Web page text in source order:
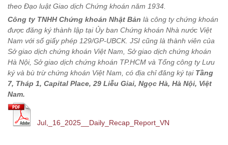
theo Đạo luật Giao dịch Chứng khoán năm 1934.
Công ty TNHH Chứng khoán Nhật Bản là công ty chứng khoán
được đăng ký thành lập tại Ủy ban Chứng khoán Nhà nước Việt
Nam với số giấy phép 129/GP-UBCK. JSI cũng là thành viên của
Sở giao dịch chứng khoán Việt Nam, Sở giao dịch chứng khoán
Hà Nội, Sở giao dịch chứng khoán TP.HCM và Tổng công ty Lưu
ký và bù trừ chứng khoán Việt Nam, có địa chỉ đăng ký tại Tầng
7, Tháp 1, Capital Place, 29 Liễu Giai, Ngọc Hà, Hà Nội, Việt
Nam.
Jul,_16_2025__Daily_Recap_Report_VN